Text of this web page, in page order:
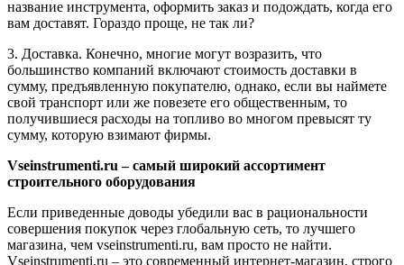
название инструмента, оформить заказ и подождать, когда его
вам доставят. Гораздо проще, не так ли?
3. Доставка. Конечно, многие могут возразить, что
большинство компаний включают стоимость доставки в
сумму, предъявленную покупателю, однако, если вы наймете
свой транспорт или же повезете его общественным, то
получившиеся расходы на топливо во многом превысят ту
сумму, которую взимают фирмы.
Vseinstrumenti.ru – самый широкий ассортимент
строительного оборудования
Если приведенные доводы убедили вас в рациональности
совершения покупок через глобальную сеть, то лучшего
магазина, чем vseinstrumenti.ru, вам просто не найти.
Vseinstrumenti.ru – это современный интернет-магазин, строго